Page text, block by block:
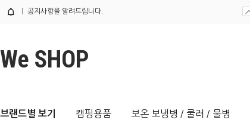
공지사항을 알려드립니다.
We SHOP
브랜드별 보기 캠핑용품 보온 보냉병 / 쿨러 / 물병